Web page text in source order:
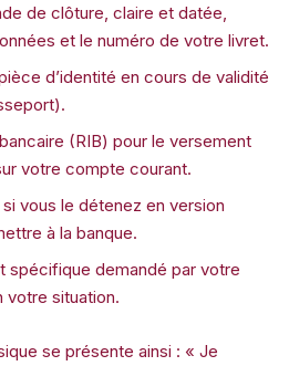
de clôture, claire et datée,
et le numéro de votre livret.
d’identité en cours de validité
(RIB) pour le versement
votre compte courant.
vous le détenez en version
à la banque.
spécifique demandé par votre
votre situation.
se présente ainsi : « Je